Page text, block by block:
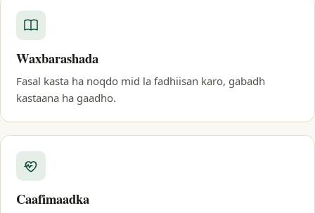
Waxbarashada
Fasal kasta ha noqdo mid la fadhiisan karo, gabadh
kastaana ha gaadho.
Caafimaadka